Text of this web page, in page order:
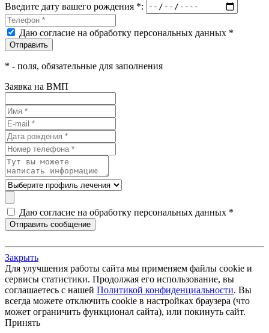
Введите дату вашего рождения *:
Даю согласие на обработку персональных данных *
* - поля, обязательные для заполнения
Заявка на ВМП
Даю согласие на обработку персональных данных *
Закрыть
Для улучшения работы сайта мы применяем файлы cookie и
сервисы статистики. Продолжая его использование, вы
соглашаетесь с нашей Политикой конфиденциальности. Вы
всегда можете отключить cookie в настройках браузера (что
может ограничить функционал сайта), или покинуть сайт.
Принять